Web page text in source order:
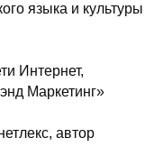
языка и культуры
Интернет,
Маркетинг»
автор